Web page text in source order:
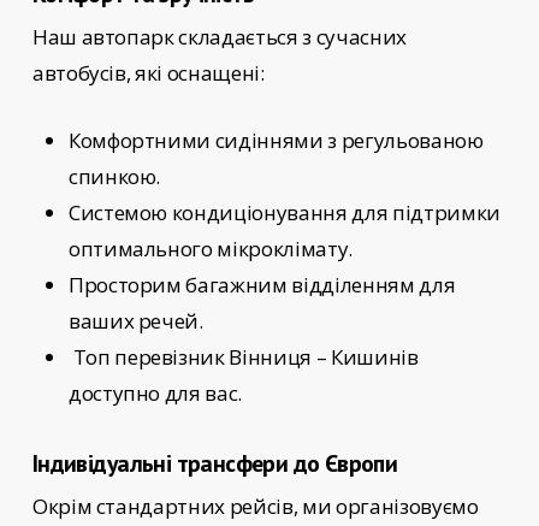
Наш автопарк складається з сучасних
автобусів, які оснащені:
Комфортними сидіннями з регульованою
спинкою.
Системою кондиціонування для підтримки
оптимального мікроклімату.
Просторим багажним відділенням для
ваших речей.
Топ перевізник Вінниця – Кишинів
доступно для вас.
Індивідуальні трансфери до Європи
Окрім стандартних рейсів, ми організовуємо